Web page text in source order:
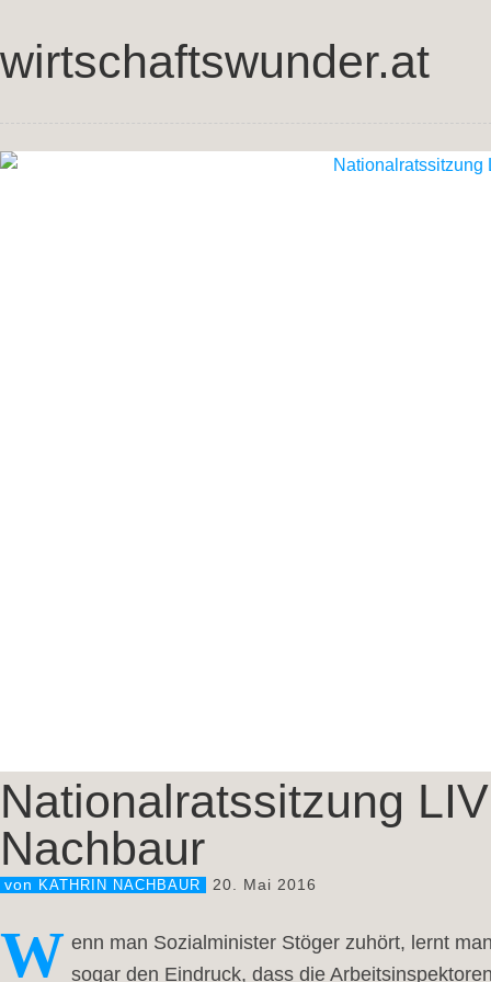
wirtschaftswunder.at
Nationalratssitzung
Nachbaur
von KATHRIN NACHBAUR 20. Mai 2016
W enn man Sozialminister ‪‎Stöger‬ zuhört, lernt
sogar den Eindruck, dass die